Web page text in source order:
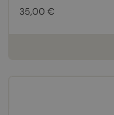
35,00 €